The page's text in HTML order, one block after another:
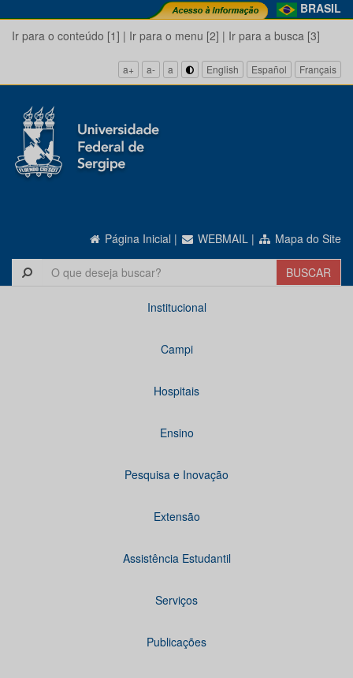
BRASIL
Ir para o conteúdo [1] | Ir para o menu [2] | Ir para a busca [3]
a+ a- a English Español Français
Página Inicial | WEBMAIL | Mapa do Site
Institucional
Campi
Hospitais
Ensino
Pesquisa e Inovação
Extensão
Assistência Estudantil
Serviços
Publicações